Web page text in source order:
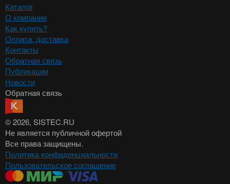
Каталог
О компании
Как купить?
Оплата, доставка
Контакты
Обратная связь
Публикации
Новости
Обратная связь
© 2026, SISTEC.RU
Не является публичной офертой
Все права защищены.
Политика конфиденциальности
Пользовательское соглашение